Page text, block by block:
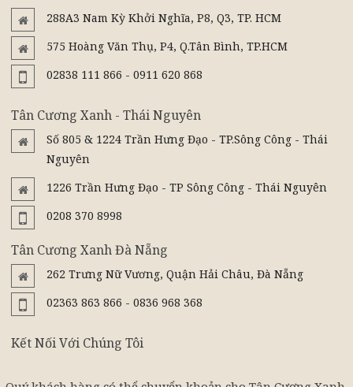
288A3 Nam Kỳ Khởi Nghĩa, P8, Q3, TP. HCM
575 Hoàng Văn Thụ, P4, Q.Tân Bình, TP.HCM
02838 111 866 - 0911 620 868
Tân Cương Xanh - Thái Nguyên
Số 805 & 1224 Trần Hưng Đạo - TP.Sông Công - Thái
Nguyên
1226 Trần Hưng Đạo - TP Sông Công - Thái Nguyên
0208 370 8998
Tân Cương Xanh Đà Nẵng
262 Trưng Nữ Vương, Quận Hải Châu, Đà Nẵng
02363 863 866 - 0836 968 368
Kết Nối Với Chúng Tôi